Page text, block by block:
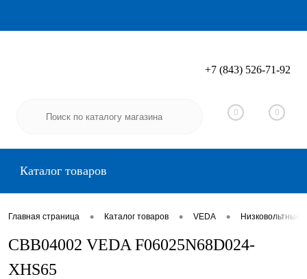
Вход Регистрация
+7 (843) 526-71-92
0 0
Каталог товаров
Главная страница • Каталог товаров • VEDA •
CBB04002 VEDA F06025N68D024-
XHS65